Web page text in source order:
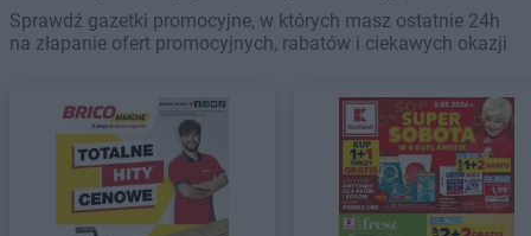
Sprawdź gazetki promocyjne, w których masz ostatnie 24h
na złapanie ofert promocyjnych, rabatów i ciekawych okazji